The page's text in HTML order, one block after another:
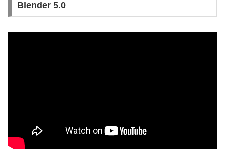
Blender 5.0